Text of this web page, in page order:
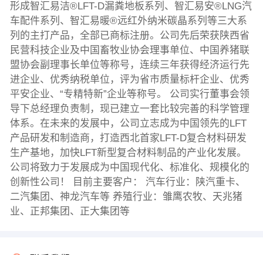
形成智汇易洁®LFT-D漏粪地板系列、智汇易安®LNG汽
车配件系列、智汇易暖®远红外纳米碳晶系列等三大系
列的主打产品，全部已商标注册。公司先后荣获陕西省
民营科技企业及中国畜牧业协会理事单位、中国养猪联
盟协会副理事长单位等称号，连续三年获得经济运行先
进企业、优秀纳税单位，评为省市质量标杆企业、优秀
平安企业、“专精特新”企业等称号。 公司实行董事会领
导下总经理负责制，现已建立一套比较完善的科学管理
体系。在未来的发展中，公司立志成为中国领先的LFT
产品研发和制造商，打造西北首家LFT-D复合材料研发
生产基地，加快LFT新型复合材料制品的产业化发展。
公司将致力于发展成为中国现代化、标准化、规模化的
创新性公司！ 目前主要客户： 汽车行业：陕汽重卡、
二汽集团、神龙汽车等 养殖行业：雏鹰农牧、天兆猪
业、正邦集团、正大集团等